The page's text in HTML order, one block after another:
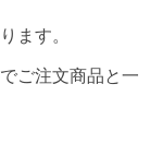
ます。
ご注文商品と一